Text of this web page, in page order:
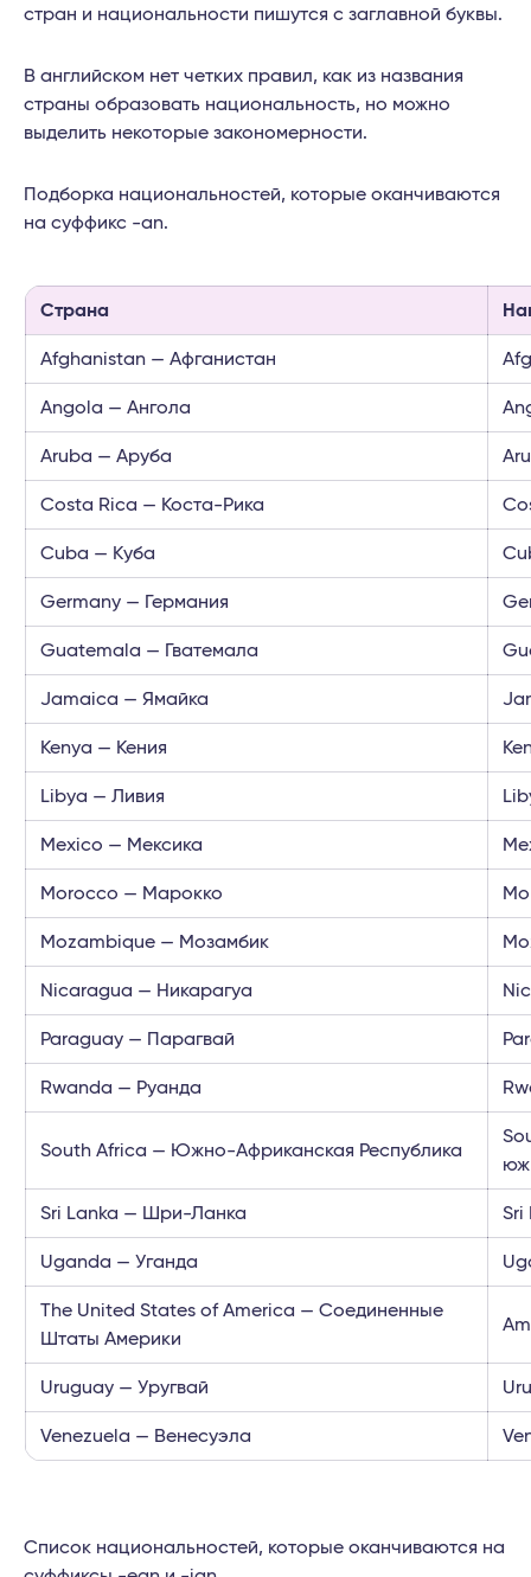
стран и национальности пишутся с заглавной буквы.
В английском нет четких правил, как из названия
страны образовать национальность, но можно
выделить некоторые закономерности.
Подборка национальностей, которые оканчиваются
на суффикс -an.
Страна
Afghanistan — Афганистан
Angola — Ангола
Aruba — Аруба
Costa Rica — Коста-Рика
Cuba — Куба
Germany — Германия
Guatemala — Гватемала
Jamaica — Ямайка
Kenya — Кения
Libya — Ливия
Mexico — Мексика
Morocco — Марокко
Mozambique — Мозамбик
Nicaragua — Никарагуа
Paraguay — Парагвай
Rwanda — Руанда
South Africa — Южно-Африканская Республика
Sri Lanka — Шри-Ланка Sri
Uganda — Уганда
The United States of America — Соединенные
Штаты Америки
Uruguay — Уругвай
Venezuela — Венесуэла
Список национальностей, которые оканчиваются на